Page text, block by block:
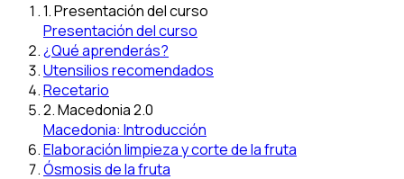
1. Presentación del curso
Presentación del curso
¿Qué aprenderás?
Utensilios recomendados
Recetario
2. Macedonia 2.0
Macedonia: Introducción
Elaboración limpieza y corte de la fruta
Ósmosis de la fruta